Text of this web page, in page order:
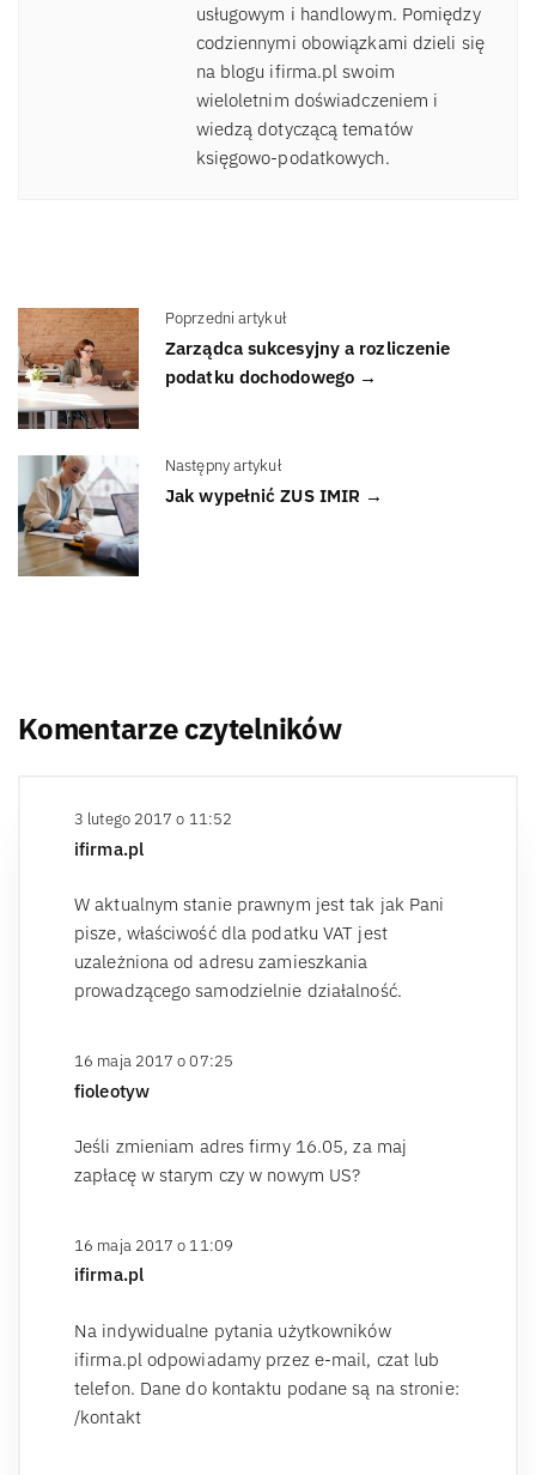
usługowym i handlowym. Pomiędzy
codziennymi obowiązkami dzieli się
na blogu ifirma.pl swoim
wieloletnim doświadczeniem i
wiedzą dotyczącą tematów
księgowo-podatkowych.
Poprzedni artykuł
Zarządca sukcesyjny a rozliczenie
podatku dochodowego →
Następny artykuł
Jak wypełnić ZUS IMIR →
Komentarze czytelników
3 lutego 2017 o 11:52
ifirma.pl
W aktualnym stanie prawnym jest tak jak Pani
pisze, właściwość dla podatku VAT jest
uzależniona od adresu zamieszkania
prowadzącego samodzielnie działalność.
16 maja 2017 o 07:25
fioleotyw
Jeśli zmieniam adres firmy 16.05, za maj
zapłacę w starym czy w nowym US?
16 maja 2017 o 11:09
ifirma.pl
Na indywidualne pytania użytkowników
ifirma.pl odpowiadamy przez e-mail, czat lub
telefon. Dane do kontaktu podane są na stronie:
/kontakt